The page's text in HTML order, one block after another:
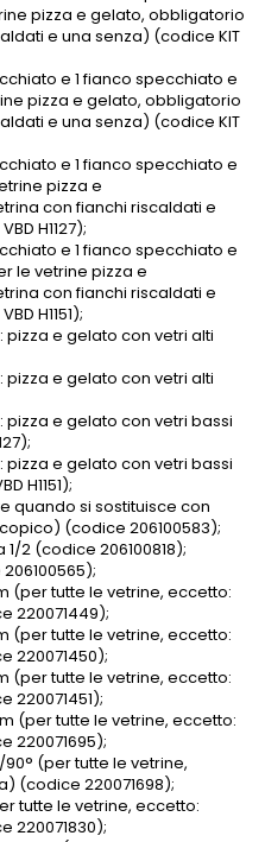
pizza e gelato, obbligatorio
e una senza) (codice KIT
e 1 fianco specchiato e
pizza e gelato, obbligatorio
e una senza) (codice KIT
e 1 fianco specchiato e
pizza e
con fianchi riscaldati e
H1127);
e 1 fianco specchiato e
le vetrine pizza e
con fianchi riscaldati e
H1151);
e gelato con vetri alti
e gelato con vetri alti
e gelato con vetri bassi
e gelato con vetri bassi
H1151);
quando si sostituisce con
(codice 206100583);
2 (codice 206100818);
(per tutte le vetrine, eccetto:
220071449);
(per tutte le vetrine, eccetto:
220071450);
(per tutte le vetrine, eccetto:
(per tutte le vetrine, eccetto:
220071695);
(per tutte le vetrine,
(codice 220071698);
tutte le vetrine, eccetto:
220071830);